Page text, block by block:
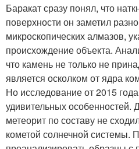
Баракат сразу понял, что
поверхности он заметил
микроскопических алмазов,
происхождение объекта.
что камень не только не
является осколком от ядра
Но исследование от 2015
удивительных особенностей.
метеорит по составу не
кометой солнечной системы.